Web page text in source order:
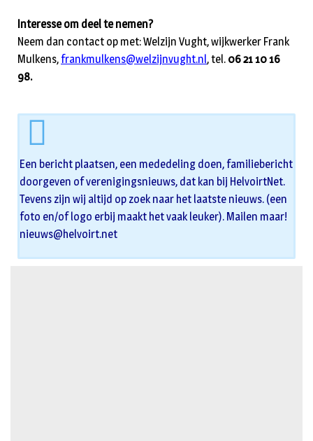
Interesse om deel te nemen?
Neem dan contact op met: Welzijn Vught, wijkwerker Frank
Mulkens,frankmulkens@welzijnvught.nl, tel. 06 21 10 16
98.
Een bericht plaatsen, een mededeling doen, familiebericht
doorgeven of verenigingsnieuws, dat kan bij HelvoirtNet.
Tevens zijn wij altijd op zoek naar het laatste nieuws. (een
foto en/of logo erbij maakt het vaak leuker). Mailen maar!
nieuws@helvoirt.net